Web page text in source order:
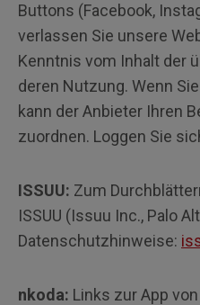
Buttons (Facebook,
verlassen Sie unsere
Kenntnis vom Inhalt der
deren Nutzung. Wenn
kann der Anbieter Ihren
zuordnen. Loggen Sie
ISSUU: Zum
ISSUU (Issuu Inc., Palo
Datenschutzhinweise:
nkoda: Links zur App